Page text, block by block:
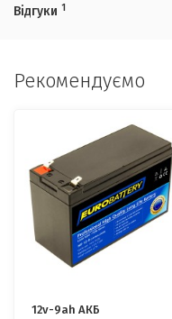
Відгуки 1
Рекомендуємо
12v-9ah АКБ